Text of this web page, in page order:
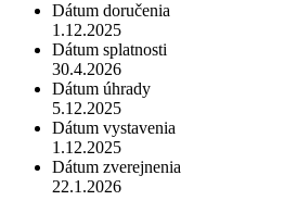
Dátum doručenia
1.12.2025
Dátum splatnosti
30.4.2026
Dátum úhrady
5.12.2025
Dátum vystavenia
1.12.2025
Dátum zverejnenia
22.1.2026